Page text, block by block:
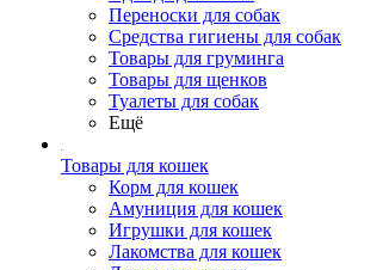
Переноски для собак
Средства гигиены для собак
Товары для груминга
Товары для щенков
Туалеты для собак
Ещё
Товары для кошек
Корм для кошек
Амуниция для кошек
Игрушки для кошек
Лакомства для кошек